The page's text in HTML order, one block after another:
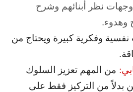
نظر أبنائهم وشرح
وهدوء.
نفسية وفكرية كبيرة ويحتاج من
من المهم تعزيز السلوك
بدلاً من التركيز فقط على